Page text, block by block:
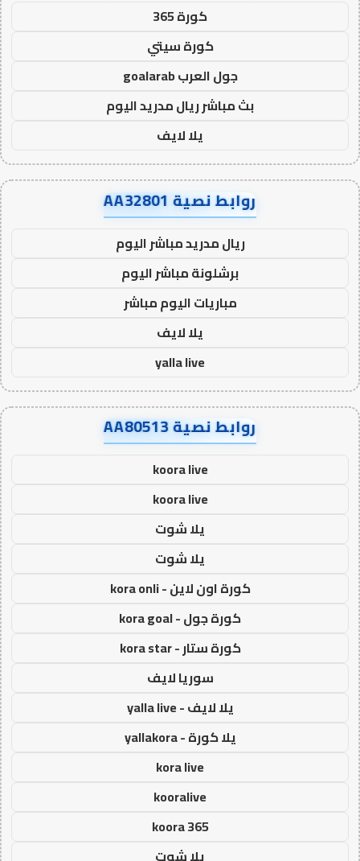
كورة 365
كورة سيتي
جول العرب goalarab
بث مباشر ريال مدريد اليوم
يلا لايف
روابط نصية AA32801
ريال مدريد مباشر اليوم
برشلونة مباشر اليوم
مباريات اليوم مباشر
يلا لايف
yalla live
روابط نصية AA80513
koora live
koora live
يلا شوت
يلا شوت
كورة اون لاين - kora onli
كورة جول - kora goal
كورة ستار - kora star
سوريا لايف
يلا لايف - yalla live
يلا كورة - yallakora
kora live
kooralive
koora 365